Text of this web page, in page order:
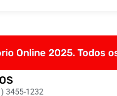
Online 2025. Todos
3455-1232